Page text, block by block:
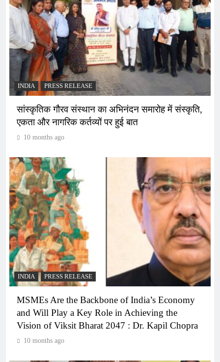
INDIA PRESS RELEASE
सांस्कृतिक गौरव संस्थान का अभिनंदन समारोह में संस्कृति,
एकता और नागरिक कर्तव्यों पर हुई बात
10 months ago
INDIA PRESS RELEASE
MSMEs Are the Backbone of India’s Economy
and Will Play a Key Role in Achieving the
Vision of Viksit Bharat 2047 : Dr. Kapil Chopra
10 months ago